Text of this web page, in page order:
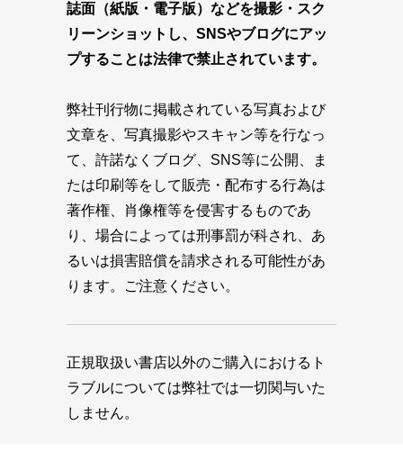
誌面（紙版・電子版）などを撮影・スク
リーンショットし、SNSやブログにアッ
プすることは法律で禁止されています。
弊社刊行物に掲載されている写真および
文章を、写真撮影やスキャン等を行なっ
て、許諾なくブログ、SNS等に公開、ま
たは印刷等をして販売・配布する行為は
著作権、肖像権等を侵害するものであ
り、場合によっては刑事罰が科され、あ
るいは損害賠償を請求される可能性があ
ります。ご注意ください。
正規取扱い書店以外のご購入におけるト
ラブルについては弊社では一切関与いた
しません。